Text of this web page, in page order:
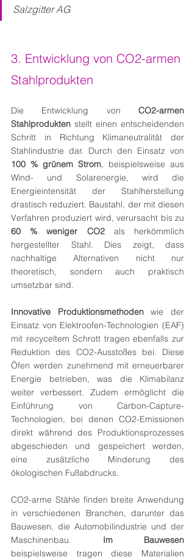
Salzgitter AG
3. Entwicklung von CO2-armen
Stahlprodukten
Die Entwicklung von CO2-armen
Stahlprodukten stellt einen entscheidenden
Schritt in Richtung Klimaneutralität der
100 % grünem Strom, beispielsweise aus
Wind- und Solarenergie, wird die
Energieintensität der Stahlherstellung
drastisch reduziert. Baustahl, der mit diesen
60 % weniger CO2 als herkömmlich
hergestellter Stahl. Dies zeigt, dass
nachhaltige Alternativen nicht nur
theoretisch, sondern auch praktisch
umsetzbar sind.
Innovative Produktionsmethoden wie der
Einsatz von Elektroofen-Technologien (EAF)
mit recyceltem Schrott tragen ebenfalls zur
Reduktion des CO2-Ausstoßes bei. Diese
Öfen werden zunehmend mit erneuerbarer
Energie betrieben, was die Klimabilanz
weiter verbessert. Zudem ermöglicht die
Einführung von Carbon-Capture-
Technologien, bei denen CO2-Emissionen
direkt während des Produktionsprozesses
abgeschieden und gespeichert werden,
eine zusätzliche Minderung des
ökologischen Fußabdrucks.
CO2-arme Stähle finden breite Anwendung
in verschiedenen Branchen, darunter das
Bauwesen, die Automobilindustrie und der
Maschinenbau. Im Bauwesen
beispielsweise tragen diese Materialien